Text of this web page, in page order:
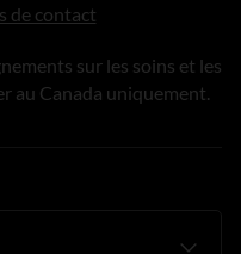
de contact
sur les soins et les
au Canada uniquement.